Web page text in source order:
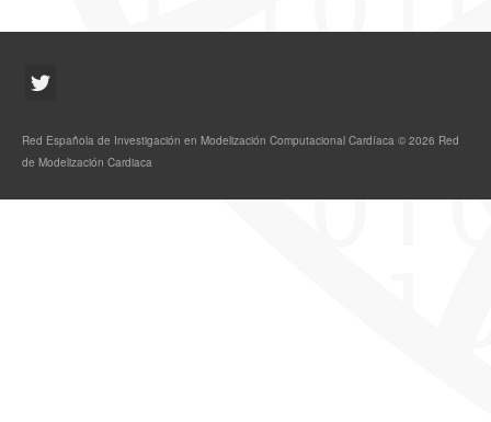
Red Española de Investigación en Modelización Computacional Cardíaca © 2026 Red
de Modelización Cardiaca